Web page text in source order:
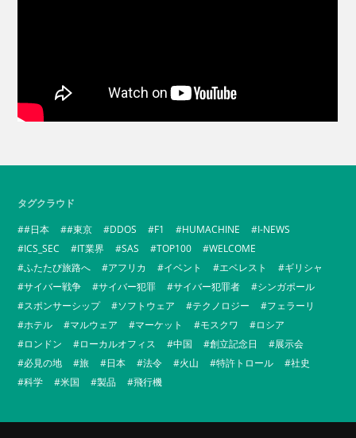
タグクラウド
#日本
#東京 DDOS F1 HUMACHINE
I-NEWS
ICS_SEC
IT業界 SAS TOP100
WELCOME
ふたたび旅路へ
アフリカ イベント エベレスト
ギリシャ
サイバー戦争
サイバー犯罪 サイバー犯罪者
シンガポール
スポンサーシップ
ソフトウェア テクノロジー
フェラーリ
ホテル
マルウェア マーケット モスクワ
ロシア
ロンドン
ローカルオフィス 中国 創立記念日
展示会
必見の地
旅 日本 法令 火山 特許トロール
社史
科学
米国 製品 飛行機